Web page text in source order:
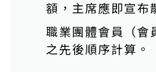
額，主席應即宣布
職業團體會員（會
之先後順序計算。